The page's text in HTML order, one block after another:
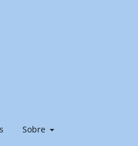
Sobre